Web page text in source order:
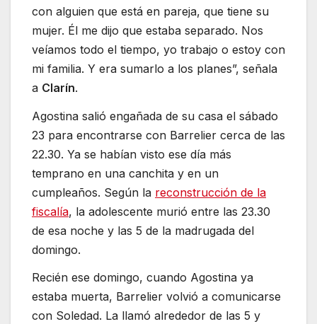
con alguien que está en pareja, que tiene su
mujer. Él me dijo que estaba separado. Nos
veíamos todo el tiempo, yo trabajo o estoy con
mi familia. Y era sumarlo a los planes”, señala
a Clarín.
Agostina salió engañada de su casa el sábado
23 para encontrarse con Barrelier cerca de las
22.30. Ya se habían visto ese día más
temprano en una canchita y en un
cumpleaños. Según la reconstrucción de la
fiscalía, la adolescente murió entre las 23.30
de esa noche y las 5 de la madrugada del
domingo.
Recién ese domingo, cuando Agostina ya
estaba muerta, Barrelier volvió a comunicarse
con Soledad. La llamó alrededor de las 5 y